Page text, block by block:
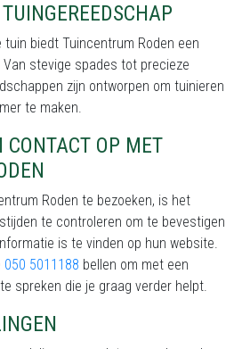
biedt Tuincentrum Roden een
Van stevige spades tot precieze
zijn ontworpen om tuinieren
te maken.
CONTACT OP MET
Roden te bezoeken, is het
te controleren om te bevestigen
is te vinden op hun website.
050 5011188 bellen om met een
spreken die je graag verder helpt.